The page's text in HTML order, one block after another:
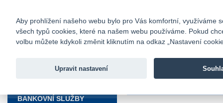
Fio banka
Fio banka
BANKOVNÍ SLUŽBY
Aby prohlížení našeho webu bylo pro Vás komfortní, využíváme
všech typů cookies, které na našem webu používáme. Pokud
volbu můžete kdykoli změnit kliknutím na odkaz „Nastavení
Upravit nastavení